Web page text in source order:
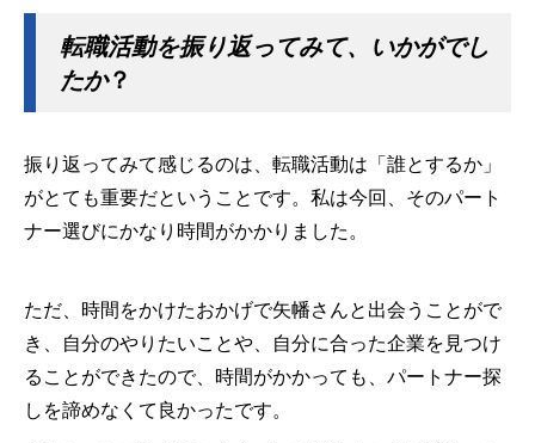
転職活動を振り返ってみて、いかがでし
たか？
振り返ってみて感じるのは、転職活動は「誰とするか」
がとても重要だということです。私は今回、そのパート
ナー選びにかなり時間がかかりました。
ただ、時間をかけたおかげで矢幡さんと出会うことがで
き、自分のやりたいことや、自分に合った企業を見つけ
ることができたので、時間がかかっても、パートナー探
しを諦めなくて良かったです。